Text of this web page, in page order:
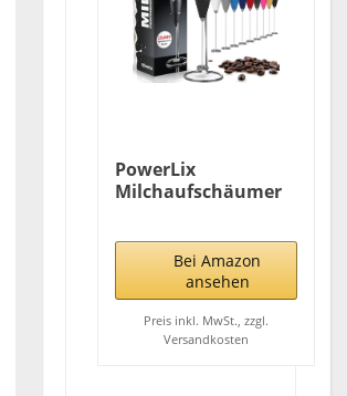
PowerLix
Milchaufschäumer
Elektrisch - mit
Edelstahlständer 15-
20s,19000 rpm
Batteriebetriebener
Milk Frother für
Kaffee, Latte,
Bei Amazon
ansehen
Preis inkl. MwSt., zzgl.
Versandkosten